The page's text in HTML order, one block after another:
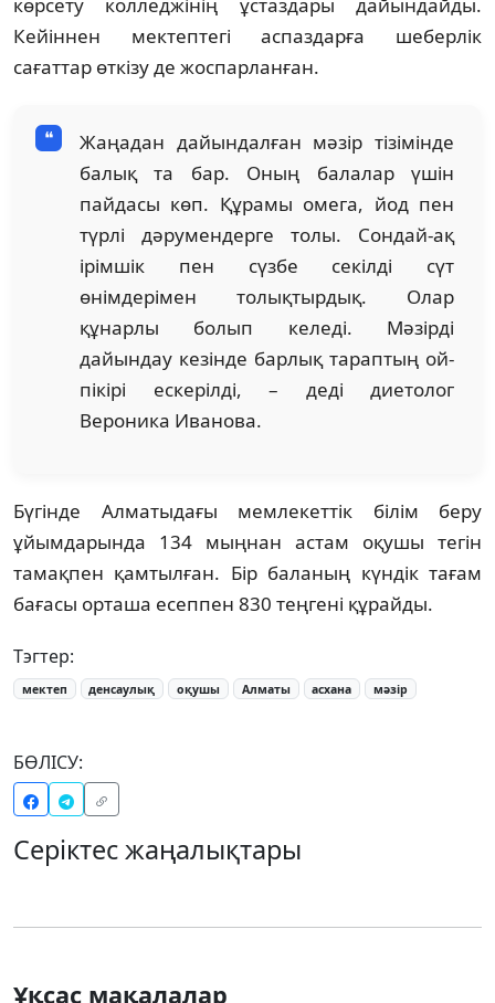
Кейіннен мектептегі аспаздарға шеберлік
сағаттар өткізу де жоспарланған.
Жаңадан дайындалған мәзір тізімінде
балық та бар. Оның балалар үшін
пайдасы көп. Құрамы омега, йод пен
түрлі дәрумендерге толы. Сондай-ақ
ірімшік пен сүзбе секілді сүт
өнімдерімен толықтырдық. Олар
құнарлы болып келеді. Мәзірді
дайындау кезінде барлық тараптың ой-
пікірі ескерілді, – деді диетолог
Вероника Иванова.
Бүгінде Алматыдағы мемлекеттік білім беру
ұйымдарында 134 мыңнан астам оқушы тегін
тамақпен қамтылған. Бір баланың күндік тағам
бағасы орташа есеппен 830 теңгені құрайды.
Тэгтер:
мектеп денсаулық оқушы Алматы асхана мәзір
БӨЛІСУ:
Серіктес жаңалықтары
Ұқсас мақалалар